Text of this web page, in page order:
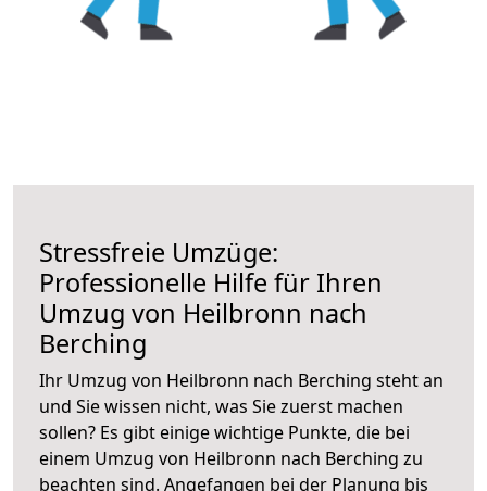
Stressfreie Umzüge:
Professionelle Hilfe für Ihren
Umzug von Heilbronn nach
Berching
Ihr Umzug von Heilbronn nach Berching steht an
und Sie wissen nicht, was Sie zuerst machen
sollen? Es gibt einige wichtige Punkte, die bei
einem Umzug von Heilbronn nach Berching zu
beachten sind. Angefangen bei der Planung bis